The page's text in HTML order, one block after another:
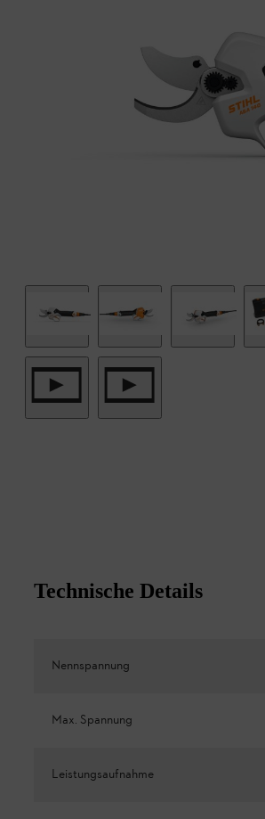
Technische Details
Nennspannung
Max. Spannung
Leistungsaufnahme